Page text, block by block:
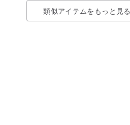
類似アイテムをもっと見る